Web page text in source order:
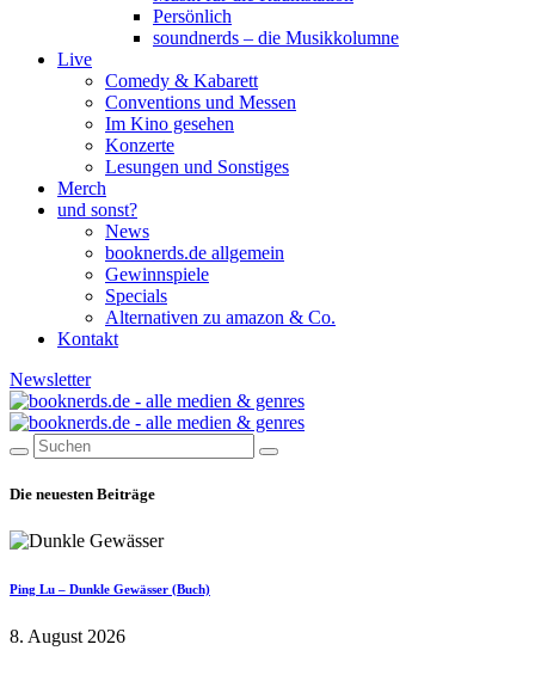
Persönlich
soundnerds – die Musikkolumne
Live
Comedy & Kabarett
Conventions und Messen
Im Kino gesehen
Konzerte
Lesungen und Sonstiges
Merch
und sonst?
News
booknerds.de allgemein
Gewinnspiele
Specials
Alternativen zu amazon & Co.
Kontakt
Newsletter
Die neuesten Beiträge
Ping Lu – Dunkle Gewässer (Buch)
8. August 2026